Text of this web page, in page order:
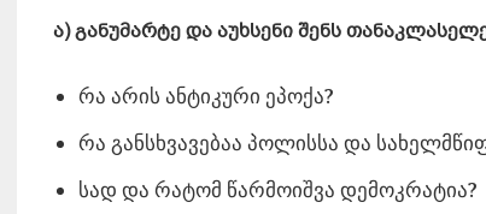
ა)განუმარტე და აუხსენი შენს
რა არის ანტიკური ეპოქა?
რა განსხვავებაა პოლისსა და
სად და რატომ წარმოიშვა დემოკრატია?